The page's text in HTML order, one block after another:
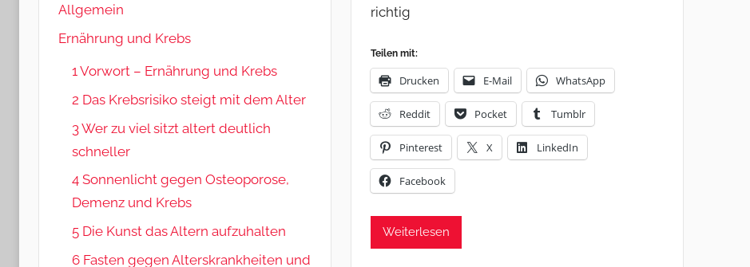
richtig
Teilen mit:
Drucken E-Mail WhatsApp
Reddit Pocket Tumblr
Pinterest X LinkedIn
Facebook
Weiterlesen
Allgemein
Ernährung und Krebs
1 Vorwort – Ernährung und Krebs
2 Das Krebsrisiko steigt mit dem Alter
3 Wer zu viel sitzt altert deutlich
schneller
4 Sonnenlicht gegen Osteoporose,
Demenz und Krebs
5 Die Kunst das Altern aufzuhalten
6 Fasten gegen Alterskrankheiten und